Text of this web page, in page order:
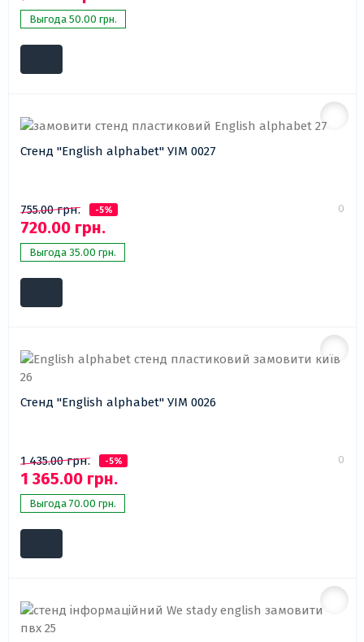
Выгода 50.00 грн.
Стенд "English alphabet" УІМ 0027
755.00 грн. -5%
720.00 грн.
Выгода 35.00 грн.
0
Стенд "English alphabet" УІМ 0026
1 435.00 грн. -5%
1 365.00 грн.
Выгода 70.00 грн.
0